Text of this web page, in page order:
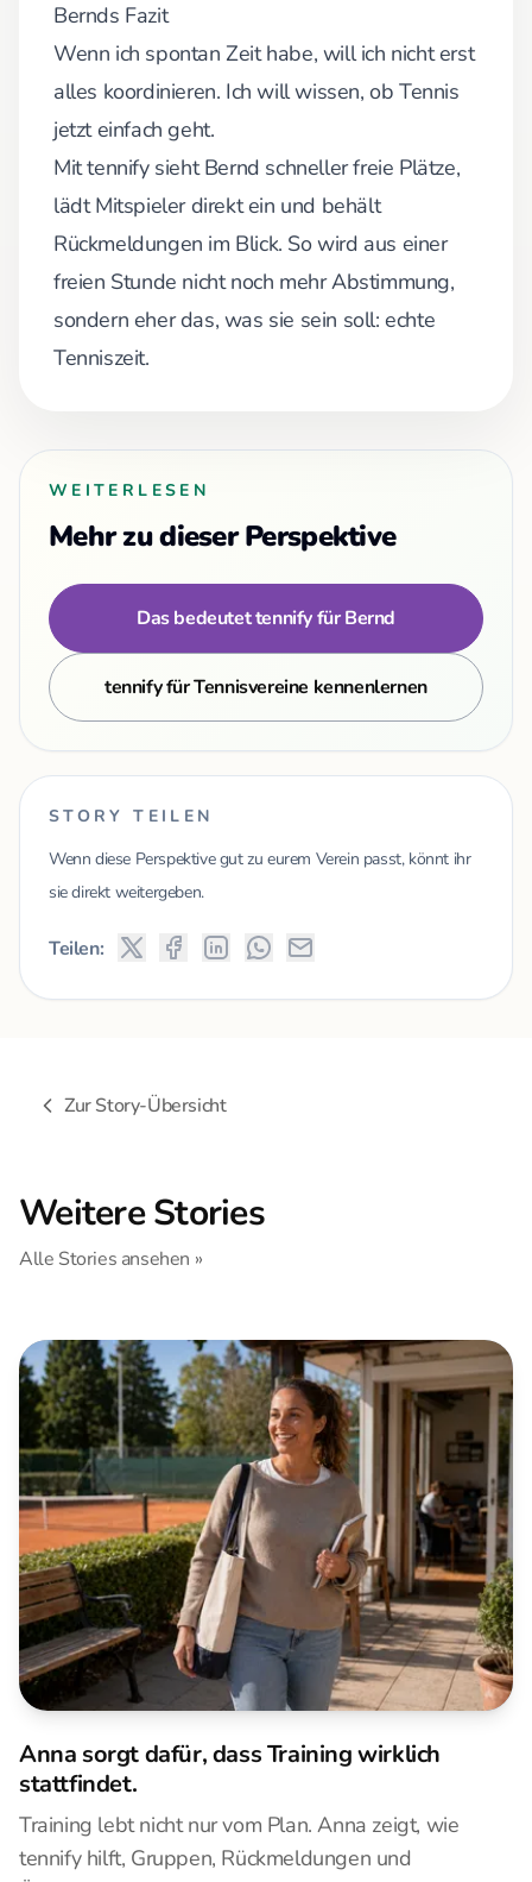
Bernds Fazit
Wenn ich spontan Zeit habe, will ich nicht erst
alles koordinieren. Ich will wissen, ob Tennis
jetzt einfach geht.
Mit tennify sieht Bernd schneller freie Plätze,
lädt Mitspieler direkt ein und behält
Rückmeldungen im Blick. So wird aus einer
freien Stunde nicht noch mehr Abstimmung,
sondern eher das, was sie sein soll: echte
Tenniszeit.
WEITERLESEN
Mehr zu dieser Perspektive
Das bedeutet tennify für Bernd
tennify für Tennisvereine kennenlernen
STORY TEILEN
Wenn diese Perspektive gut zu eurem Verein passt, könnt ihr
sie direkt weitergeben.
Teilen:
Zur Story-Übersicht
Weitere Stories
Alle Stories ansehen »
Anna sorgt dafür, dass Training wirklich
stattfindet.
Training lebt nicht nur vom Plan. Anna zeigt, wie
tennify hilft, Gruppen, Rückmeldungen und